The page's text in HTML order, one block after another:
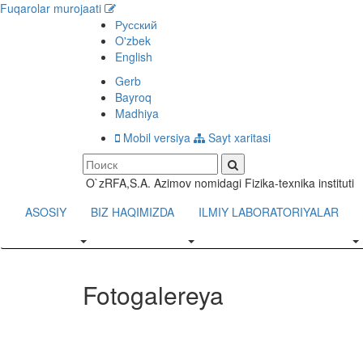
Fuqarolar murojaati
Русский
O'zbek
English
Gerb
Bayroq
Madhiya
Mobil versiya
Sayt xaritasi
O`zRFA,S.A. Azimov nomidagi Fizika-texnika instituti
ASOSIY
BIZ HAQIMIZDA ILMIY LABORATORIYALAR
Fotogalereya